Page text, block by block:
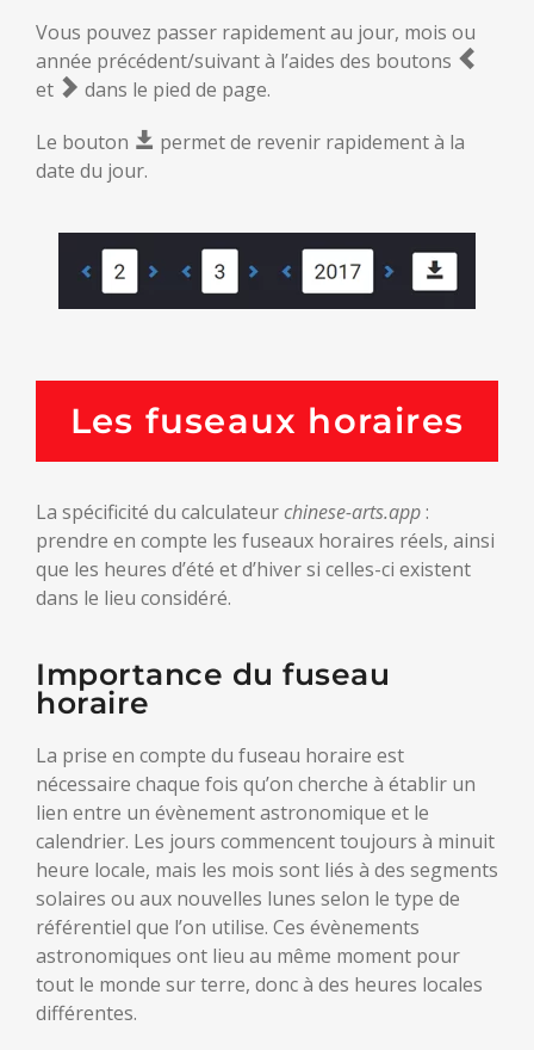
Vous pouvez passer rapidement au jour, mois ou
année précédent/suivant à l’aides des boutons
et
dans le pied de page.
Le bouton
permet de revenir rapidement à la
date du jour.
Les fuseaux horaires
La spécificité du calculateurchinese-arts.app:
prendre en compte les fuseaux horaires réels, ainsi
que les heures d’été et d’hiver si celles-ci existent
dans le lieu considéré.
Importance du fuseau
horaire
La prise en compte du fuseau horaire est
nécessaire chaque fois qu’on cherche à établir un
lien entre un évènement astronomique et le
calendrier. Les jours commencent toujours à minuit
heure locale, mais les mois sont liés à des segments
solaires ou aux nouvelles lunes selon le type de
référentiel que l’on utilise. Ces évènements
astronomiques ont lieu au même moment pour
tout le monde sur terre, donc à des heures locales
différentes.